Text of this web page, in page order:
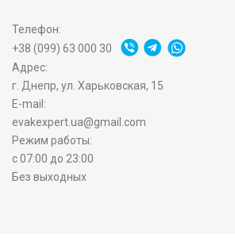
Телефон:
+38 (099) 63 000 30
Адрес:
г. Днепр, ул. Харьковская, 15
E-mail:
evakexpert.ua@gmail.com
Режим работы:
с 07:00 до 23:00
Без выходных